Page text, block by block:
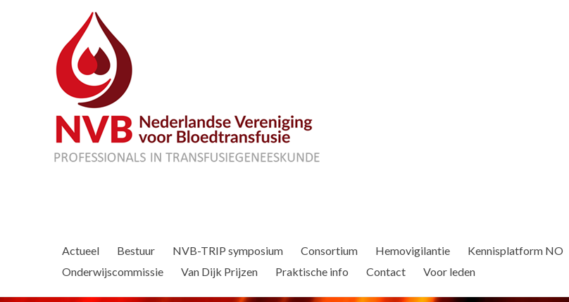
Actueel Bestuur NVB-TRIP symposium Consortium Hemovigilantie Kennisplatform NO
Onderwijscommissie
Van Dijk Prijzen Praktische info Contact Voor leden